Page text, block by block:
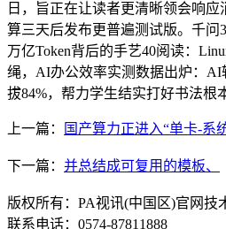
日，旨正在让读者更清晰领会响应
算三天后发布更普遍测试版。千问
万亿Token背后的手艺40阅读：
绳，AI办公效率实测数据出炉：AI
拔84%，帮力学生结实打好书法根
上一篇： 国产算力正进入“单卡-系
下一篇： 并总结成可复用的模板、
版权所有：PA视讯(中国区)官网技
联系电话：0574-87811888